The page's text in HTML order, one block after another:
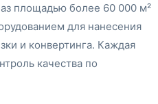
площадью более 60 000 м²
для нанесения
и конвертинга. Каждая
качества по